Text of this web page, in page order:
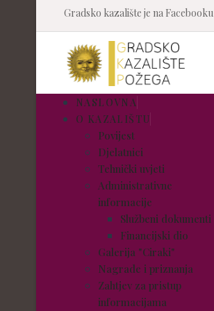
Gradsko kazalište je na Facebooku
NASLOVNA
O KAZALIŠTU
Povijest
Djelatnici
Tehnički uvjeti
Administrativne
informacije
Službeni dokumenti
Financijski dio
Galerija "Ciraki"
Nagrade i priznanja
Zahtjev za pristup
informacijama